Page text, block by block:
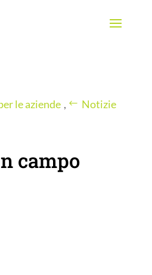
le aziende ,
Notizie
campo